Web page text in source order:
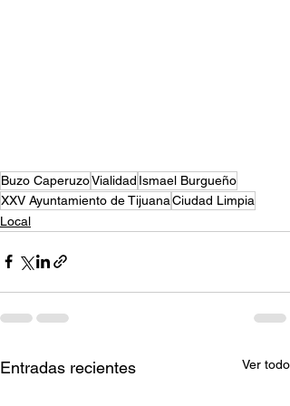
Buzo CaperuzoVialidad Ismael Burgueño
XXV Ayuntamiento de TijuanaCiudad Limpia
Local
Entradas recientes Ver todo